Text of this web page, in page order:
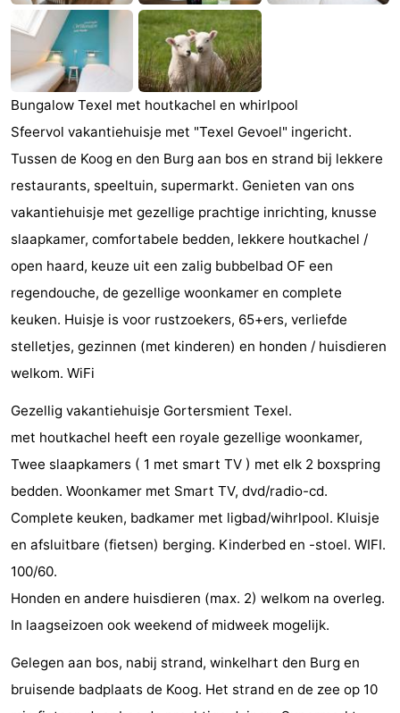
Holland
Land
en
Zeezicht
-
Strandhuys
-
Strandplevier
Bed
breakfasts)
Hotels
Vakantiehuizen
-
Eibernest
't
-
Texel
De
-
Texel
Kustpark
-
Strandhuys
-
Villapark
Residentie
-
Villapark
Last
Bungalow Texel met houtkachel en whirlpool
Sfeervol vakantiehuisje met "Texel Gevoel" ingericht.
Tussen de Koog en den Burg aan bos en strand bij lekkere
restaurants, speeltuin, supermarkt. Genieten van ons
vakantiehuisje met gezellige prachtige inrichting, knusse
slaapkamer, comfortabele bedden, lekkere houtkachel /
open haard, keuze uit een zalig bubbelbad OF een
regendouche, de gezellige woonkamer en complete
keuken. Huisje is voor rustzoekers, 65+ers, verliefde
stelletjes, gezinnen (met kinderen) en honden / huisdieren
welkom. WiFi
Gezellig vakantiehuisje Gortersmient Texel.
met houtkachel heeft een royale gezellige woonkamer,
Twee slaapkamers ( 1 met smart TV ) met elk 2 boxspring
bedden. Woonkamer met Smart TV, dvd/radio-cd.
Complete keuken, badkamer met ligbad/wihrlpool. Kluisje
en afsluitbare (fietsen) berging. Kinderbed en -stoel. WIFI.
100/60.
Honden en andere huisdieren (max. 2) welkom na overleg.
In laagseizoen ook weekend of midweek mogelijk.
Gelegen aan bos, nabij strand, winkelhart den Burg en
bruisende badplaats de Koog. Het strand en de zee op 10